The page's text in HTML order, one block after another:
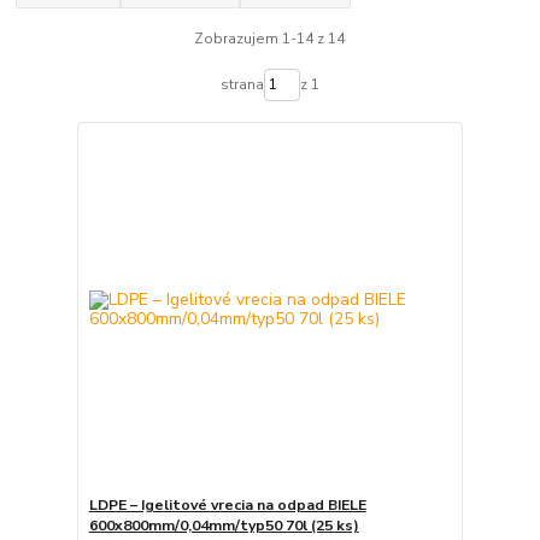
Zobrazujem 1-14 z 14
strana z 1
LDPE – Igelitové vrecia na odpad BIELE
600x800mm/0,04mm/typ50 70l (25 ks)